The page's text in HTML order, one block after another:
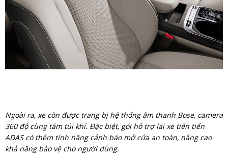
Ngoài ra, xe còn được trang bị hệ thống âm thanh Bose, camera
360 độ cùng tám túi khí. Đặc biệt, gói hỗ trợ lái xe tiên tiến
ADAS có thêm tính năng cảnh báo mở cửa an toàn, nâng cao
khả năng bảo vệ cho người dùng.